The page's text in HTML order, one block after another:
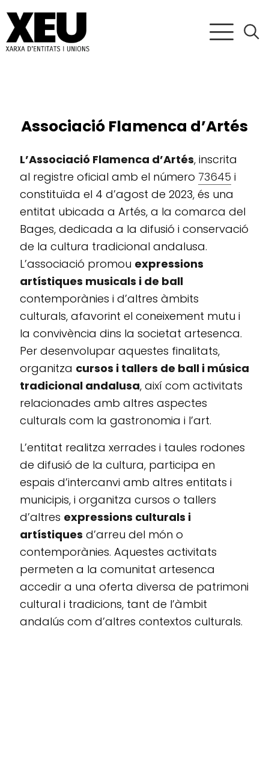
Associació Flamenca d’Artés
L’Associació Flamenca d’Artés, inscrita
al registre oficial amb el número 73645 i
constituïda el 4 d’agost de 2023, és una
entitat ubicada a Artés, a la comarca del
Bages, dedicada a la difusió i conservació
de la cultura tradicional andalusa.
L’associació promou expressions
artístiques musicals i de ball
contemporànies i d’altres àmbits
culturals, afavorint el coneixement mutu i
la convivència dins la societat artesenca.
Per desenvolupar aquestes finalitats,
organitza cursos i tallers de ball i música
tradicional andalusa, així com activitats
relacionades amb altres aspectes
culturals com la gastronomia i l’art.
L’entitat realitza xerrades i taules rodones
de difusió de la cultura, participa en
espais d’intercanvi amb altres entitats i
municipis, i organitza cursos o tallers
d’altres expressions culturals i
artístiques d’arreu del món o
contemporànies. Aquestes activitats
permeten a la comunitat artesenca
accedir a una oferta diversa de patrimoni
cultural i tradicions, tant de l’àmbit
andalús com d’altres contextos culturals.